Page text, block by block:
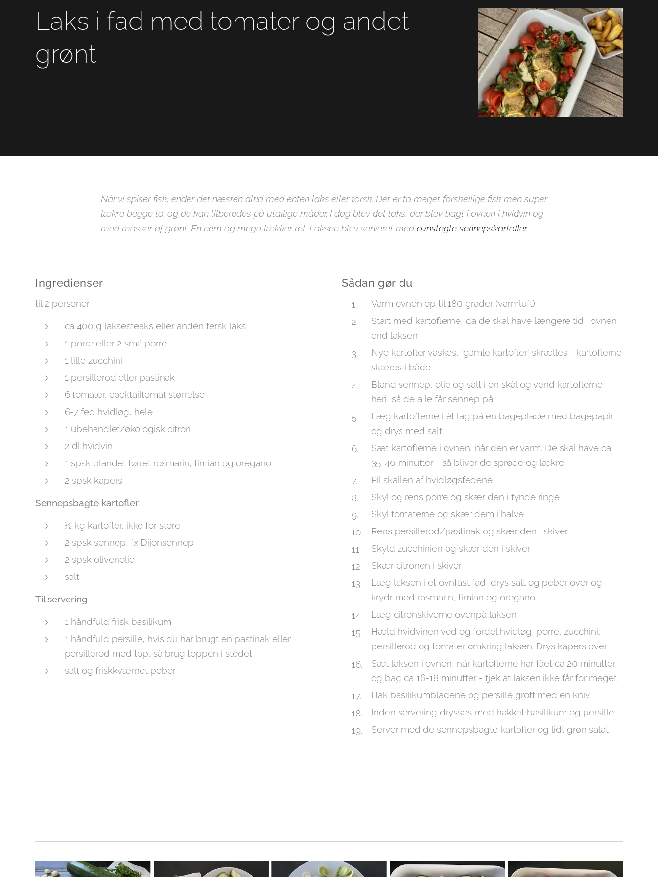
Laks i fad med tomater og andet
grønt
Når vi spiser fisk, ender det næsten altid med enten laks eller torsk. Det er to meget forskellige fisk men super
lækre begge to, og de kan tilberedes på utallige måder. I dag blev det laks, der blev bagt i ovnen i hvidvin og
med masser af grønt. En nem og mega lækker ret. Laksen blev serveret medovnstegte sennepskartofler
Ingredienser
til 2 personer
ca 400 g laksesteaks eller anden fersk laks
1 porre eller 2 små porre
1 lille zucchini
1 persillerod eller pastinak
6 tomater, cocktailtomat størrelse
6-7 fed hvidløg, hele
1 ubehandlet/økologisk citron
2 dl hvidvin
1 spsk blandet tørret rosmarin, timian og oregano
2 spsk kapers
Sennepsbagte kartofler
½ kg kartofler, ikke for store
2 spsk sennep, fx Dijonsennep
2 spsk olivenolie
salt
Til servering
1 håndfuld frisk basilikum
1 håndfuld persille, hvis du har brugt en pastinak eller
persillerod med top, så brug toppen i stedet
salt og friskkværnet peber
Sådan gør du
Varm ovnen op til 180 grader (varmluft)
Start med kartoflerne, da de skal have længere tid i ovnen
end laksen
Nye kartofler vaskes, 'gamle kartofler' skrælles - kartoflerne
skæres i både
Bland sennep, olie og salt i en skål og vend kartoflerne
heri, så de alle får sennep på
Læg kartoflerne i ét lag på en bageplade med bagepapir
og drys med salt
Sæt kartoflerne i ovnen, når den er varm. De skal have ca
35-40 minutter - så bliver de sprøde og lækre
Pil skallen af hvidløgsfedene
Skyl og rens porre og skær den i tynde ringe
Skyl tomaterne og skær dem i halve
Rens persillerod/pastinak og skær den i skiver
Skyld zucchinien og skær den i skiver
Skær citronen i skiver
Læg laksen i et ovnfast fad, drys salt og peber over og
krydr med rosmarin, timian og oregano
Læg citronskiverne ovenpå laksen
Hæld hvidvinen ved og fordel hvidløg, porre, zucchini,
persillerod og tomater omkring laksen. Drys kapers over
Sæt laksen i ovnen, når kartoflerne har fået ca 20 minutter
og bag ca 16-18 minutter - tjek at laksen ikke får for meget
Hak basilikumbladene og persille groft med en kniv
Inden servering drysses med hakket basilikum og persille
Server med de sennepsbagte kartofler og lidt grøn salat